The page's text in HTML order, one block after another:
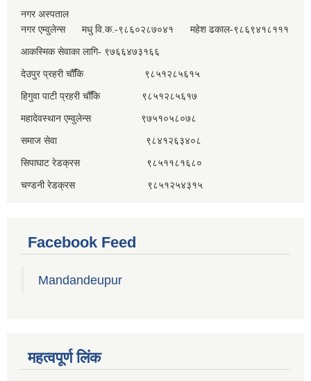
नगर अस्पताल
नगर एम्वुलेन्स मधु वि.क.-९८६०२८७०४१ महेश ढकाल-९८६९४१८१११
आकस्मिक सेवाका लागि- ९७६६४७३१६६
देउपुर प्रहरी चौँकि ९८५१२८५६१५
हिगुवा पाटी प्रहरी चौँकि ९८५१२८५६१७
महादेवस्थान एम्वुलेन्स ९७५१०५८०७८
समाज सेवा ९८४१२६३४०८
सिपाघाट रेडक्रस ९८५११८१६८०
चण्डनी रेडक्रस ९८५१२५४३१५
Facebook Feed
Mandandeupur
महत्वपूर्ण लिंक